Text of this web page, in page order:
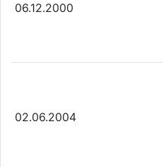
06.12.2000
02.06.2004